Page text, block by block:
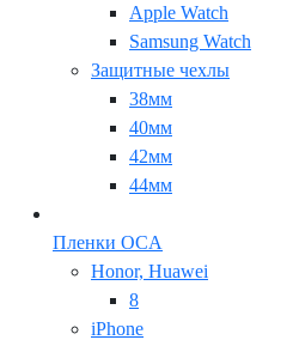
Apple Watch
Samsung Watch
Защитные чехлы
38мм
40мм
42мм
44мм
Пленки OCA
Honor, Huawei
8
iPhone